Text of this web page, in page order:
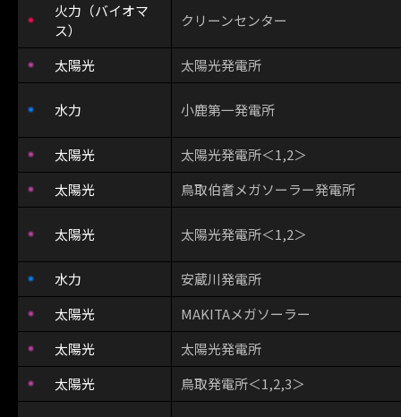
火力（バイオマ
ス）
クリーンセンター
太陽光 太陽光発電所
水力 小鹿第一発電所
太陽光
太陽光発電所＜1,2＞
太陽光
鳥取伯耆メガソーラー発電所
太陽光 太陽光発電所＜1,2＞
水力
安蔵川発電所
太陽光
MAKITAメガソーラー
太陽光
太陽光発電所
太陽光
鳥取発電所＜1,2,3＞